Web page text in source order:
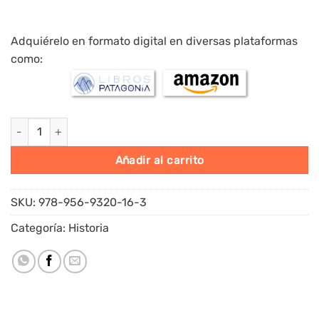
Adquiérelo en formato digital en diversas plataformas
como:
Sociedad civil en dictadura cantidad
Añadir al carrito
Alternative:
SKU: 978-956-9320-16-3
Categoría: Historia